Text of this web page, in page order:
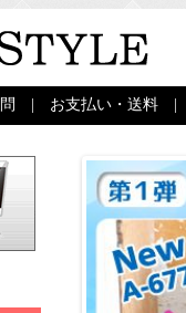
お支払い・送料